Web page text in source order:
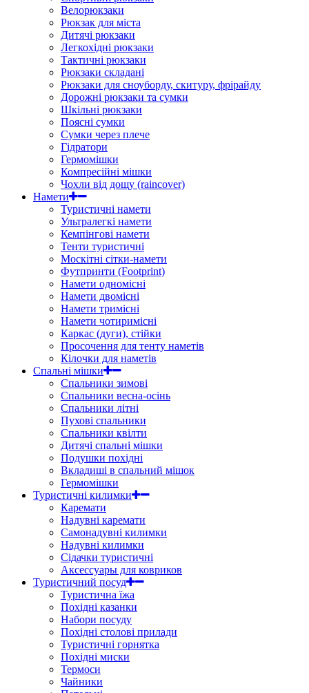
Велорюкзаки
Рюкзак для міста
Дитячі рюкзаки
Легкохідні рюкзаки
Тактичні рюкзаки
Рюкзаки складані
Рюкзаки для сноуборду, скитуру, фрірайду
Дорожні рюкзаки та сумки
Шкільні рюкзаки
Поясні сумки
Сумки через плече
Гідратори
Гермомішки
Компресійні мішки
Чохли від дощу (raincover)
Намети
Туристичні намети
Ультралегкі намети
Кемпінгові намети
Тенти туристичні
Москітні сітки-намети
Футпринти (Footprint)
Намети одномісні
Намети двомісні
Намети тримісні
Намети чотиримісні
Каркас (дуги), стійки
Просочення для тенту наметів
Кілочки для наметів
Спальні мішки
Спальники зимові
Спальники весна-осінь
Спальники літні
Пухові спальники
Спальники квілти
Дитячі спальні мішки
Подушки похідні
Вкладиші в спальний мішок
Гермомішки
Туристичні килимки
Каремати
Надувні каремати
Самонадувні килимки
Надувні килимки
Сідачки туристичні
Аксессуары для ковриков
Туристичний посуд
Туристична їжа
Похідні казанки
Набори посуду
Похідні столові прилади
Туристичні горнятка
Похідні миски
Термоси
Чайники